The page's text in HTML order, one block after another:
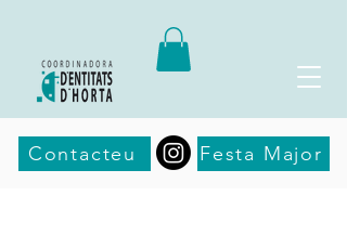
Contacteu Festa Major